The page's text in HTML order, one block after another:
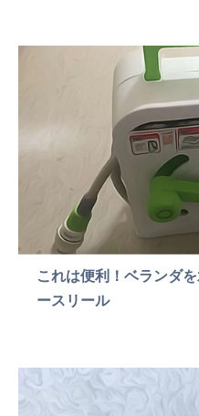
これは便利！ベランダ
ースリール